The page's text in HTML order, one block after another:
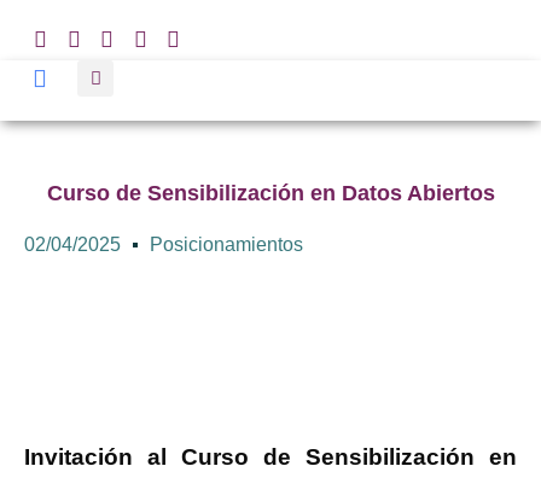
Curso de Sensibilización en Datos Abiertos
02/04/2025 Posicionamientos
Invitación al Curso de Sensibilización en